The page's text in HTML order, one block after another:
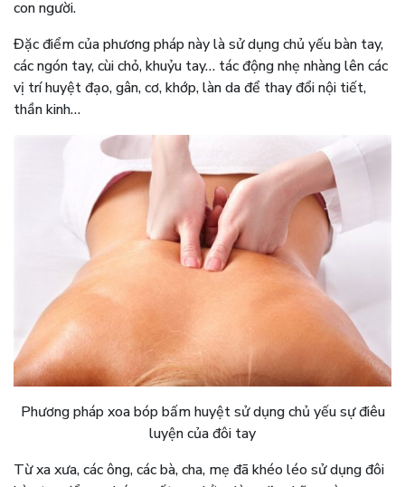
con người.
Đặc điểm của phương pháp này là sử dụng chủ yếu bàn tay,
các ngón tay, cùi chỏ, khuỷu tay… tác động nhẹ nhàng lên các
vị trí huyệt đạo, gân, cơ, khớp, làn da để thay đổi nội tiết,
thần kinh…
Phương pháp xoa bóp bấm huyệt sử dụng chủ yếu sự điêu
luyện của đôi tay
Từ xa xưa, các ông, các bà, cha, mẹ đã khéo léo sử dụng đôi